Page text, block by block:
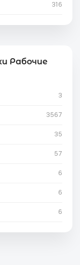
316
Рабочие
3
3567
35
57
6
6
6